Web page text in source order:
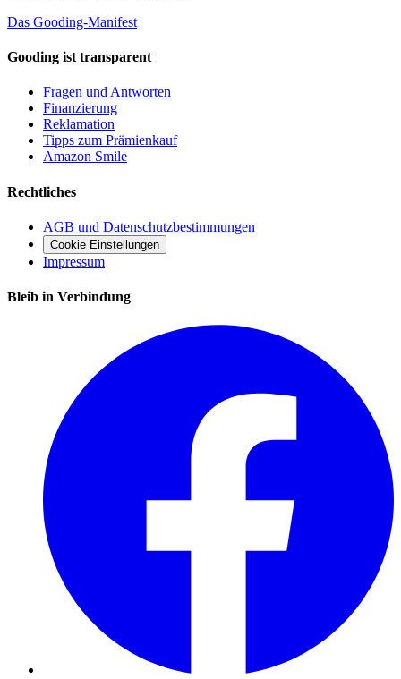
Das Gooding-Manifest
Gooding ist transparent
Fragen und Antworten
Finanzierung
Reklamation
Tipps zum Prämienkauf
Amazon Smile
Rechtliches
AGB und Datenschutzbestimmungen
Cookie Einstellungen
Impressum
Bleib in Verbindung